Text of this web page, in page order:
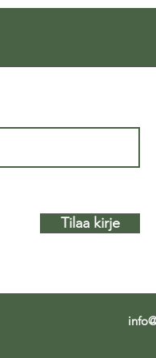
olemaan 4 päivää ilman
Tilaa kirje